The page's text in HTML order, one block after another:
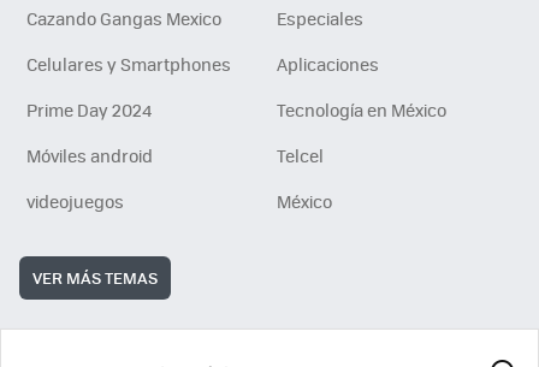
Cazando Gangas Mexico
Especiales
Celulares y Smartphones
Aplicaciones
Prime Day 2024
Tecnología en México
Móviles android
Telcel
videojuegos
México
VER MÁS TEMAS